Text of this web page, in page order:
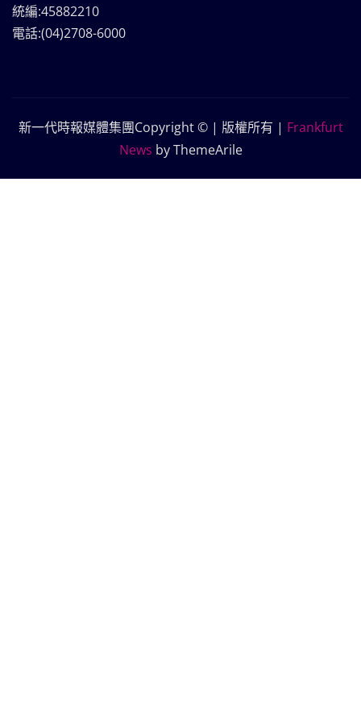
統編:45882210
電話:(04)2708-6000
新一代時報媒體集團Copyright © | 版權所有 | Frankfurt
News by ThemeArile